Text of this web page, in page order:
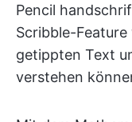
Pencil
Scribble-
getippten Text
verstehen